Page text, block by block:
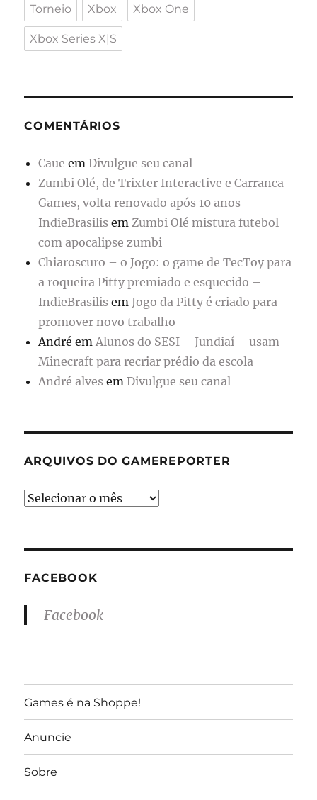
Torneio Xbox Xbox One
Xbox Series X|S
COMENTÁRIOS
Caue emDivulgue seu canal
Zumbi Olé, de Trixter Interactive e Carranca
Games, volta renovado após 10 anos –
IndieBrasilis emZumbi Olé mistura futebol
com apocalipse zumbi
Chiaroscuro – o Jogo: o game de TecToy para
a roqueira Pitty premiado e esquecido –
IndieBrasilis em Jogo da Pitty é criado para
promover novo trabalho
André emAlunos do SESI – Jundiaí – usam
Minecraft para recriar prédio da escola
André alves emDivulgue seu canal
ARQUIVOS DO GAMEREPORTER
Arquivos
FACEBOOK
Facebook
Games é na Shoppe!
Anuncie
Sobre